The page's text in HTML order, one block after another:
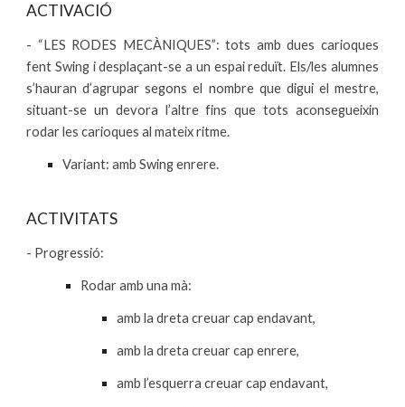
ACTIVACIÓ
- “LES RODES MECÀNIQUES”: tots amb dues carioques
fent Swing i desplaçant-se a un espai reduït. Els/les alumnes
s’hauran d’agrupar segons el nombre que digui el mestre,
situant-se un devora l’altre fins que tots aconsegueixin
rodar les carioques al mateix ritme.
Variant: amb Swing enrere.
ACTIVITATS
- Progressió:
Rodar amb una mà:
amb la dreta creuar cap endavant,
amb la dreta creuar cap enrere,
amb l’esquerra creuar cap endavant,